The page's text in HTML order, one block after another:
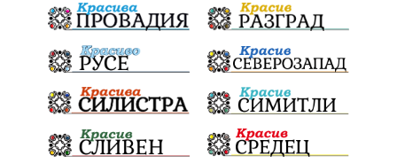
Вдъхновяваща история Приказка
Замърсяване Боклук Дружба
Хавайска мироточива икона
Пресвета Богородица Светия синод